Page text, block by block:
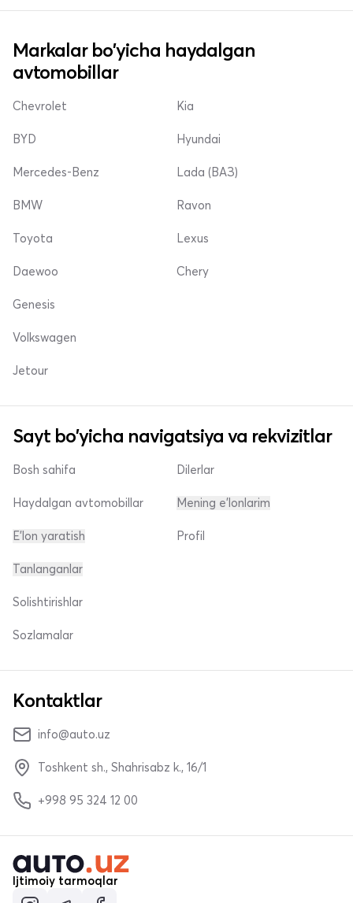
Markalar bo'yicha haydalgan
avtomobillar
Chevrolet
BYD
Mercedes-Benz
Kia
Hyundai
Lada (ВАЗ)
BMW
Toyota
Daewoo
Ravon
Lexus
Chery
Genesis
Volkswagen
Jetour
Sayt bo'yicha navigatsiya va rekvizitlar
Bosh sahifa
Haydalgan avtomobillar
E'lon yaratish
Dilerlar
Mening e'lonlarim
Profil
Tanlanganlar
Solishtirishlar
Sozlamalar
Kontaktlar
info@auto.uz
Toshkent sh., Shahrisabz k., 16/1
+998 95 324 12 00
Ijtimoiy tarmoqlar